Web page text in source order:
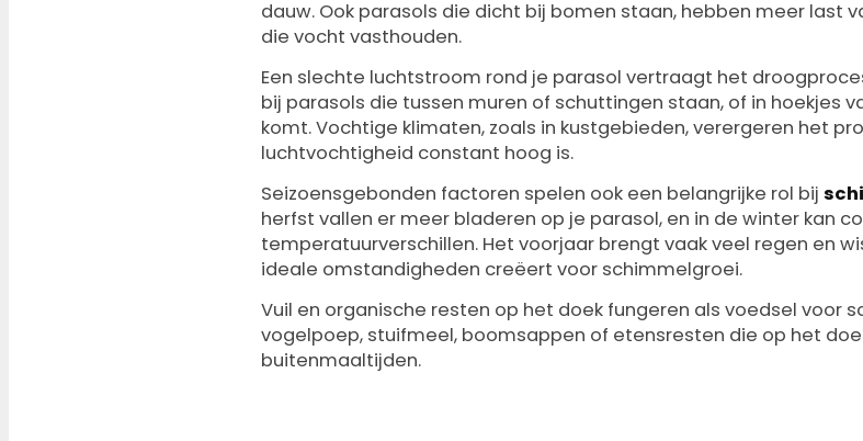
dauw. Ook parasols die dicht bij bomen staan, hebben meer last
die vocht vasthouden.
Een slechte luchtstroom rond je parasol vertraagt het
bij parasols die tussen muren of schuttingen staan, of in hoekjes
komt. Vochtige klimaten, zoals in kustgebieden, verergeren het
luchtvochtigheid constant hoog is.
Seizoensgebonden factoren spelen ook een belangrijke rol bij
herfst vallen er meer bladeren op je parasol, en in de winter kan
temperatuurverschillen. Het voorjaar brengt vaak veel regen en
ideale omstandigheden creëert voor schimmelgroei.
Vuil en organische resten op het doek fungeren als voedsel voor
vogelpoep, stuifmeel, boomsappen of etensresten die op het
buitenmaaltijden.